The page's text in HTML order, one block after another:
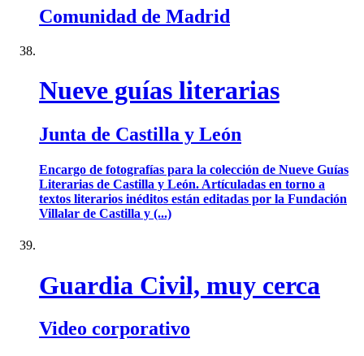
Comunidad de Madrid
Nueve guías literarias
Junta de Castilla y León
Encargo de fotografías para la colección de Nueve Guías
Literarias de Castilla y León. Artículadas en torno a
textos literarios inéditos están editadas por la Fundación
Villalar de Castilla y (...)
Guardia Civil, muy cerca
Video corporativo